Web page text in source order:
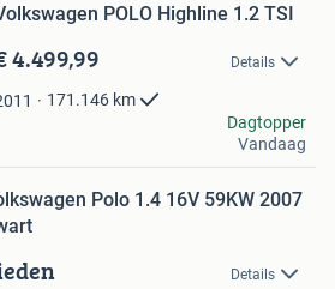
POLO Highline 1.2 TSI
4.499,99 Details
171.146 km
Dagtopper
Vandaag
Polo 1.4 16V 59KW 2007
Details